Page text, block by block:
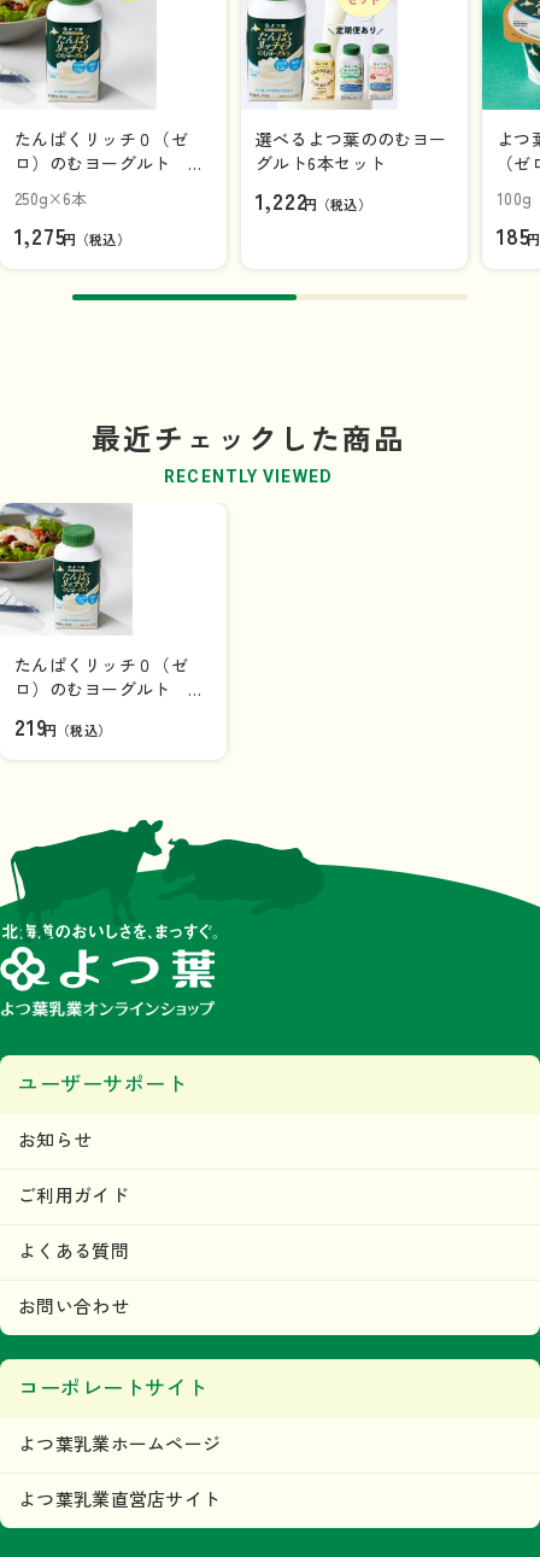
たんぱくリッチ０（ゼ
ロ）のむヨーグルト プ
レーン加糖２５０ｇ×6
本（1ケース）
250g×6本
1,275円（税込）
選べるよつ葉ののむヨー
グルト6本セット
1,222円（税込）
よつ
（
100g
185
最近チェックした商品
RECENTLY VIEWED
たんぱくリッチ０（ゼ
ロ）のむヨーグルト プ
リンク】
219円（税込）
ユーザーサポート
お知らせ
ご利用ガイド
よくある質問
お問い合わせ
コーポレートサイト
よつ葉乳業ホームページ
よつ葉乳業直営店サイト